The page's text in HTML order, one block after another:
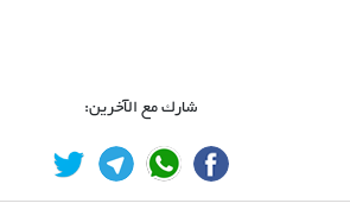
شارك مع الآخرين: